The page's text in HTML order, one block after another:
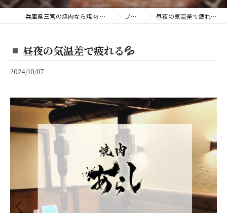
兵庫県三宮の焼肉なら焼肉 あらし ブログ 昼夜の気温差で疲れる💦
昼夜の気温差で疲れる💦
2024/10/07